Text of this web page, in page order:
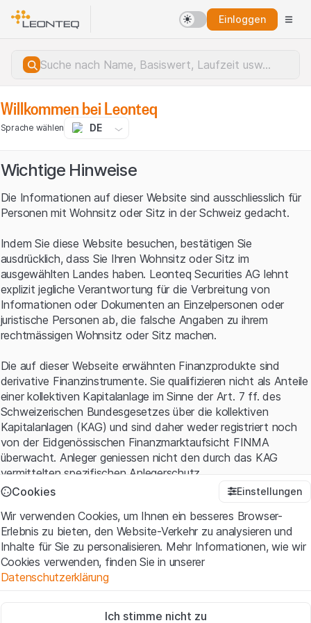
Einloggen
Serverfehler.
Willkommen bei Leonteq
Sprache wählen DE
Wichtige Hinweise
Die Informationen auf dieser Website sind ausschliesslich für
Personen mit Wohnsitz oder Sitz in der Schweiz gedacht.
Indem Sie diese Website besuchen, bestätigen Sie
ausdrücklich, dass Sie Ihren Wohnsitz oder Sitz im
ausgewählten Landes haben. Leonteq Securities AG lehnt
explizit jegliche Verantwortung für die Verbreitung von
Informationen oder Dokumenten an Einzelpersonen oder
juristische Personen ab, die falsche Angaben zu ihrem
rechtmässigen Wohnsitz oder Sitz machen.
Die auf dieser Webseite erwähnten Finanzprodukte sind
derivative Finanzinstrumente. Sie qualifizieren nicht als Anteile
einer kollektiven Kapitalanlage im Sinne der Art. 7 ff. des
Schweizerischen Bundesgesetzes über die kollektiven
Kapitalanlagen (KAG) und sind daher weder registriert noch
von der Eidgenössischen Finanzmarktaufsicht FINMA
überwacht. Anleger geniessen nicht den durch das KAG
vermittelten spezifischen Anlegerschutz.
Mit dem Zugriff auf diese Website der Leonteq Securities AG
(die "Website") erklären Sie, dass Sie die rechtlichen
Informationen und die wichtigen Hinweise und
Nutzungsbedingungenverstanden haben und akzeptieren.
Wenn Sie mit den Nutzungsbedingungen nicht einverstanden
Cookies Einstellungen
Wir verwenden Cookies, um Ihnen ein besseres Browser-
Erlebnis zu bieten, den Website-Verkehr zu analysieren und
Inhalte für Sie zu personalisieren. Mehr Informationen, wie wir
Cookies verwenden, finden Sie in unserer
Datenschutzerklärung
Diese Cookies sind für die Website erforderlich und können nicht
Ich stimme nicht zu